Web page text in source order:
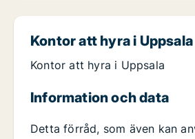
Kontor att hyra i Uppsala
Kontor att hyra i Uppsala
Information och data
Detta förråd, som även kan